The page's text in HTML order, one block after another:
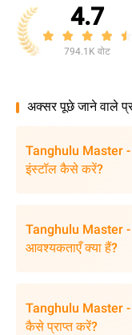
4.7
794.1K वोट
अक्सर पूछे जाने वाले
Tanghulu Master -
इंस्टॉल कैसे करें?
Tanghulu Master -
आवश्यकताएँ क्या हैं?
Tanghulu Master -
कैसे प्राप्त करें?